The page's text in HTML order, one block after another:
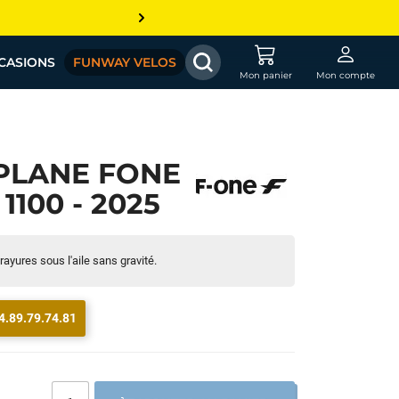
FUNWAY VELOS
Mon panier Mon compte
FONE
- 2025
sous l'aile sans gravité.